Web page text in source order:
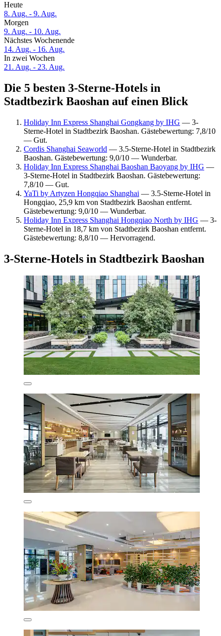
Heute
8. Aug. - 9. Aug.
Morgen
9. Aug. - 10. Aug.
Nächstes Wochenende
14. Aug. - 16. Aug.
In zwei Wochen
21. Aug. - 23. Aug.
Die 5 besten 3-Sterne-Hotels in
Stadtbezirk Baoshan auf einen Blick
Holiday Inn Express Shanghai Gongkang by IHG — 3-
Sterne-Hotel in Stadtbezirk Baoshan. Gästebewertung: 7,8/10
— Gut.
Cordis Shanghai Seaworld — 3.5-Sterne-Hotel in Stadtbezirk
Baoshan. Gästebewertung: 9,0/10 — Wunderbar.
Holiday Inn Express Shanghai Baoshan Baoyang by IHG —
3-Sterne-Hotel in Stadtbezirk Baoshan. Gästebewertung:
7,8/10 — Gut.
YaTi by Artyzen Hongqiao Shanghai — 3.5-Sterne-Hotel in
Hongqiao, 25,9 km von Stadtbezirk Baoshan entfernt.
Gästebewertung: 9,0/10 — Wunderbar.
Holiday Inn Express Shanghai Hongqiao North by IHG — 3-
Sterne-Hotel in 18,7 km von Stadtbezirk Baoshan entfernt.
Gästebewertung: 8,8/10 — Hervorragend.
3-Sterne-Hotels in Stadtbezirk Baoshan